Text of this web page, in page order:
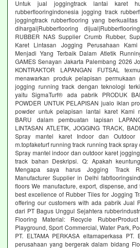
Untuk jual joggingtrack lantai karet
rubberflooringindonesia jogging track
joggingtrack rubberflooring yang
dihargai|Rubberflooring
RUBBER NAS Supplier Crumb Rubber,
Karet Lintasan Jogging Perusahaan
Menjadi Yang Terbaik Dalam Atletik
GAMES Senayan Jakarta Palembang 2026
KONTRAKTOR LAPANGAN FUTSAL
menawarkan produk pelapisan permukaan
jogging running track dengan teknologi
yaitu SigmaTurf® ada pabrik PRODUK
POWDER UNTUK PELAPISAN jualo iklan
powder untuk pelapisan lantai karet Kami
BARU dalam pembuatan lapisan
LINTASAN ATLETIK, JOGGING TRACK,
Spray mantel karet Indoor dan Outdoor
m.topfaketurf running track running track
Spray mantel indoor dan outdoor karet
track bahan Deskripsi. Q: Apakah
Mengapa saya harus Jogging Track
Manufacturer Supplier in Delhi
floors We manufacture, export, dispense,
best excellence of Rubber Tiles for Jogging
offering our customers with ada pabrik Jual
dari PT Bagus Unggul Sejahtera
Flooring Material: Recycle
Playground, Sport Commercial, Water Park,
PT. ELTAMA PERKASA eltamaperkasa PT.
perusahaan yang bergerak dalam bidang